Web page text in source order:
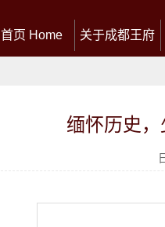
首页 Home 关于成都王府
缅怀历史